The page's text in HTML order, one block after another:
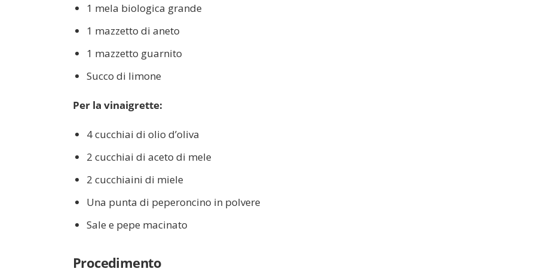
1 mela biologica grande
1 mazzetto di aneto
1 mazzetto guarnito
Succo di limone
Per la vinaigrette:
4 cucchiai di olio d’oliva
2 cucchiai di aceto di mele
2 cucchiaini di miele
Una punta di peperoncino in polvere
Sale e pepe macinato
Procedimento